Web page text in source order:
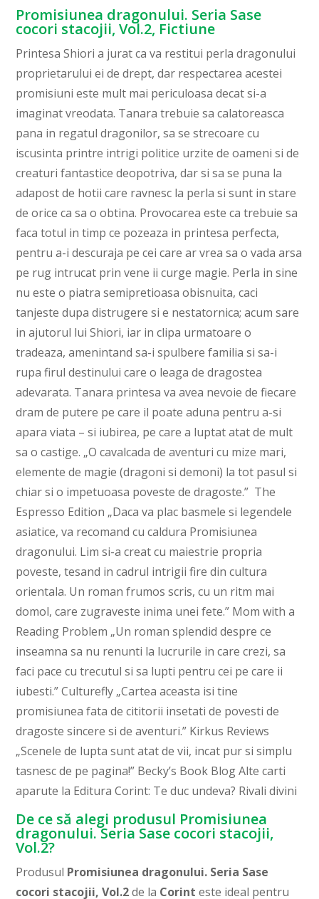
Promisiunea dragonului. Seria Sase
cocori stacojii, Vol.2, Fictiune
Printesa Shiori a jurat ca va restitui perla dragonului
proprietarului ei de drept, dar respectarea acestei
promisiuni este mult mai periculoasa decat si-a
imaginat vreodata. Tanara trebuie sa calatoreasca
pana in regatul dragonilor, sa se strecoare cu
iscusinta printre intrigi politice urzite de oameni si de
creaturi fantastice deopotriva, dar si sa se puna la
adapost de hotii care ravnesc la perla si sunt in stare
de orice ca sa o obtina. Provocarea este ca trebuie sa
faca totul in timp ce pozeaza in printesa perfecta,
pentru a-i descuraja pe cei care ar vrea sa o vada arsa
pe rug intrucat prin vene ii curge magie. Perla in sine
nu este o piatra semipretioasa obisnuita, caci
tanjeste dupa distrugere si e nestatornica; acum sare
in ajutorul lui Shiori, iar in clipa urmatoare o
tradeaza, amenintand sa-i spulbere familia si sa-i
rupa firul destinului care o leaga de dragostea
adevarata. Tanara printesa va avea nevoie de fiecare
dram de putere pe care il poate aduna pentru a-si
apara viata – si iubirea, pe care a luptat atat de mult
sa o castige. „O cavalcada de aventuri cu mize mari,
elemente de magie (dragoni si demoni) la tot pasul si
chiar si o impetuoasa poveste de dragoste.” The
Espresso Edition „Daca va plac basmele si legendele
asiatice, va recomand cu caldura Promisiunea
dragonului. Lim si-a creat cu maiestrie propria
poveste, tesand in cadrul intrigii fire din cultura
orientala. Un roman frumos scris, cu un ritm mai
domol, care zugraveste inima unei fete.” Mom with a
Reading Problem „Un roman splendid despre ce
inseamna sa nu renunti la lucrurile in care crezi, sa
faci pace cu trecutul si sa lupti pentru cei pe care ii
iubesti.” Culturefly „Cartea aceasta isi tine
promisiunea fata de cititorii insetati de povesti de
dragoste sincere si de aventuri.” Kirkus Reviews
„Scenele de lupta sunt atat de vii, incat pur si simplu
tasnesc de pe pagina!” Becky’s Book Blog Alte carti
aparute la Editura Corint: Te duc undeva? Rivali divini
De ce să alegi produsul Promisiunea
dragonului. Seria Sase cocori stacojii,
Vol.2?
Produsul Promisiunea dragonului. Seria Sase
cocori stacojii, Vol.2de la Corint este ideal pentru